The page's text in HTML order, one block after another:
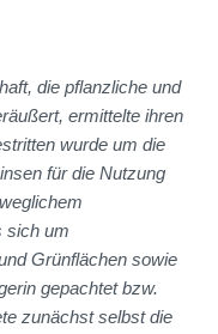
die pflanzliche und
ermittelte ihren
wurde um die
für die Nutzung
sich um
Grünflächen sowie
gepachtet bzw.
zunächst selbst die